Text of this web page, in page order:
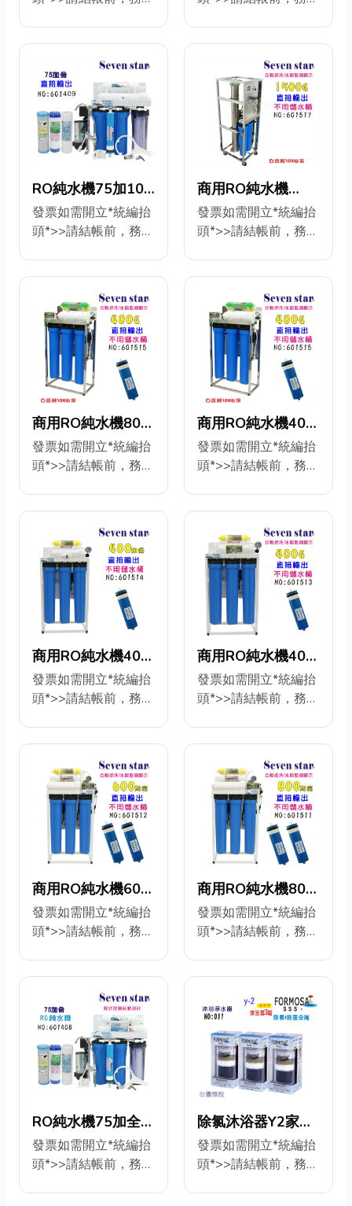
鵝頸龍頭3.2壓力
100%椰殼顆粒活性
炭濾心 第六道：ST-
麥飯石濾心 第七道：
ST-竹炭濾心 配件：
2分304白鐵鵝頸龍
頭、吊片、2分考克、
4分進水三通、濾殼把
手PE管6米. 白鐵鵝頸
吊片.
專業技術咨詢
ID>@s0937323592
第一道：10”PP5微米
濾心 第二道：10”
UDF-X9 100%椰殼
活性炭 第三道：10”
CTO壓縮炭柱活性炭
濾心 第四道：RO膜
75加 第五道：ST-
100%椰殼顆粒活性
炭濾心 第六道：ST-
麥飯石濾心 第七道：
ST-竹炭濾心 配件：
2分304白鐵鵝頸龍
頭、吊片、2分考克、
4分進水三通、濾殼把
手PE管6米. 白鐵鵝頸
吊片.
索取>永久免費專業技
術咨詢
ID>@s0937323592
第一道：10”PP5微米
濾心 第二道：10”
UDFX9椰殼活性炭濾
心 第三道：10”CTO壓
縮炭柱活性炭濾心 第
四道：RO膜75加 第
五道：ST-100%椰殼
顆粒活性炭濾心 第六
道：ST- 麥飯石濾心
第七道：ST 遠紅外線
多礦濾心(H2O小分子
水) 配件：鵝頸龍頭、
吊片、2分考克、4分
進水三通、PE管6米.
濾殼把手
濾)NO:601454【七
星淨水】
601148 11支頂級濾
心 750元 +換物另
開賣場>更換304白鐵
鵝頸龍頭C5- 450元
+購另開賣場>75GRO
動逆洗RO純水機
24H/75G 更換濾心/
維護機器>安裝圖索取
詢
ID>@s0937323592
第一道：10”PP5微米
濾心 第二道：10”
UDFX9椰殼活性炭濾
心 第三道：10”CTO壓
縮炭柱活性炭濾心 第
四道：RO膜75加 第
五道：ST-100%椰殼
顆粒活性炭濾心 第六
道：ST- 麥飯石濾心
第七道：ST-竹炭濾心
片、2分考克、4分進
水三通、PE管6米.濾
殼把手
NO:601411【七星
淨水】
601148 11支頂級濾
心 750元 +換物另
開賣場>更換304白鐵
鵝頸龍頭C5- 450元
+購另開賣場>75GRO
膜G2-450元 品名: RO
純水機24H/75G 更換
濾心/維護機器>安裝
圖索取>永久免費專業
ID>@s0937323592
第一道：10”PP5微米
濾心 第二道：10”
UDFX9椰殼活性炭濾
心 第三道：10”CTO壓
縮炭柱活性炭濾心 第
四道：RO膜75加 第
五道：ST-100%椰殼
顆粒活性炭濾心 第六
道：ST- 麥飯石濾心
第七道：ST-竹炭濾心
配件：鵝頸龍頭、吊
水三通、PE管6米.濾
RO純水機75加10
英吋頂級濾心台灣
製造
淨水】
發票如需開立*統編抬
頭*>>請結帳前，務必
號:601239 9支頂級
濾心 600元 +換物
另開賣場>更換304白
鐵鵝頸龍頭C5- 450
元 +購另開賣場
>75GRO膜G2-450元
品名:手動逆洗RO純水
機24H/75G 更換濾
心/維護機器>安裝圖
索取>永久免費專業技
術咨詢
ID>@s0937323592
第一道：10”PP5微米
濾心 第二道：10”
UDFX9椰殼活性炭濾
心 第三道：10”CTO壓
縮炭柱活性炭濾心 第
四道：RO膜75加 第
五道：ST-100%椰殼
顆粒活性炭濾心 配
件：鵝頸龍頭、吊
片、2分考克、4分進
殼把手
商用RO純水機
1500加直接輸出20
英吋濾心(自動水質
測)NO:601517【七
星淨水】
發票如需開立*統編抬
頭*>>請結帳前，務必
24H/1500G{水質偵
測水硬度顯示} 超低
價：38000(元隨貨附
發票) 更換濾心/維護
機器>安裝圖索取>永
久免費專業技術咨詢
ID>@s0937323592
第一道：PP5微米濾
心 第二道：100%椰
殼活性炭濾心 第三
道：直接輸出RO膜
1500 須要前置水過
濾系統搭配>> 自動
FRP軟水器75公升>
手動FRP活性炭75公
升>1500RO機>儲水
塔 ****免運到付!***
商用RO純水機800
加直接輸出304白
鐵腳架20英吋濾心
(自動水質偵
測)NO:601516【七
發票如需開立*統編抬
頭*>>請結帳前，務必
24H/800G{水質偵測
水硬度顯示} 超低價：
19000(元隨貨附發票)
更換濾心/維護機器>
安裝圖索取>永久免費
專業技術咨詢
ID>@s0937323592
第二道：100%椰殼
活性炭濾心 第三道：
第四道：直接輸出RO
膜400加2支 第五
道：ST椰殼顆粒活性
炭濾心 第六道：ST-
麥飯石濾心 第七道：
ST-竹炭濾心 配件：1.
3分耐沖級6米PE水管
2.2分耐沖級6米PE水
管3.進水三通4.3分電
鍍球閥4. 板手5.鵝頸
吊片6.304白鐵鵝頸龍
頭
商用RO純水機400
加直接輸出304腳
架20英吋濾心(自動
水質偵
測)NO:601515【七
星淨水】
發票如需開立*統編抬
頭*>>請結帳前，務必
24H/400G{水質偵測
水硬度顯示} 超低價：
9500(元隨貨附發票)
更換濾心/維護機器>
安裝圖索取>永久免費
專業技術咨詢
ID>@s0937323592
第一道：PP5微米濾
心 第二道：100%椰
道：壓縮炭柱活性炭
濾心 第四道：直接輸
出RO膜400加1支 第
五道：ST椰殼顆粒活
性炭濾心 第六道：
ST- 麥飯石濾心 第七
道：ST-竹炭濾心 配
件：1. 3分耐沖級6米
PE水管2.2分耐沖級6
米PE水管3.進水三通
4.3分電鍍球閥4. 板手
5.鵝頸吊片6.304白鐵
鵝頸龍頭
商用RO純水機400
加直接輸出20英吋
濾心
NO:601514【七星
淨水】
發票如需開立*統編抬
頭*>>請結帳前，務必
維護機器>安裝圖索取
>永久免費專業技術咨
ID>@s0937323592
第一道：PP5微米濾
心 第二道：100%椰
殼活性炭濾心 第三
道：壓縮炭柱活性炭
濾心 第四道：直接輸
(RO膜片材質美國製
造) 第五道：ST椰殼顆
粒活性炭濾心 第六
道：第六道： ST 麥飯
石濾心/微礦微量元素
(磁化.礦化) 第七道 ST
遠紅外線物理純化
珠/(小分子水細化水)
配件：1. 3分耐沖級6
米PE水管2.2分耐沖級
6米PE水管3.進水三通
4.3分電鍍球閥4. 板手
5.鵝頸吊片6.三叉鵝頸
商用RO純水機400
加直接輸出 自動逆
洗水質偵測顯示20
英吋濾心
NO:601513【七星
淨水】
發票如需開立*統編抬
頭*>>請結帳前，務必
24H/400G{水質偵測
水硬度顯示} 更換濾
心/維護機器>安裝圖
索取>永久免費專業技
術咨詢ID>090577---
- 第一道：PP5微米濾
心 第二道：100%椰
殼活性炭濾心 第三
道：壓縮炭柱活性炭
出RO膜400加1支 第
五道：ST椰殼顆粒活
性炭濾心 第六道：ST
麥飯石濾心/微礦微量
元素(磁化.礦化) 第七
道 :ST遠紅外線物理純
化珠/(小分子水細化
水) 配件：1. 3分耐沖
級6米PE水管2.2分耐
沖級6米PE水管3.進水
三通4.3分電鍍球閥4.
板手5.鵝頸吊片6.三叉
鵝頸龍頭
商用RO純水機600
加直接輸出20英吋
濾心(自動水質偵
測)NO:601512【七
星淨水】
發票如需開立*統編抬
頭*>>請結帳前，務必
24H/600G{水質偵測
水硬度顯示} 更換濾
心/維護機器>安裝圖
索取>永久免費專業技
術咨詢
第一道：PP5微米濾
心 第二道：100%椰
殼活性炭濾心 第三
濾心 第四道：直接輸
商用RO純水機800
加直接輸出20英吋
濾心(自動水質偵
測)NO:601511【七
星淨水】
發票如需開立*統編抬
頭*>>請結帳前，務必
洗RO純水機(腳架型)
24H/800G{水質偵測
水硬度顯示}優惠>>升
級500G2支=1000G
不加價! 更換濾心/維護
機器>安裝圖索取>永
久免費專業技術咨詢
ID>@s0937323592
第一道：PP5微米濾
殼活性炭濾心 第三
RO純水機75加全自
動程式控制逆洗頂
級濾心台灣製造
NO:601471【Seven
發票如需開立*統編抬
頭*>>請結帳前，務必
除氯沐浴器Y2家庭
型.嬰兒洗澡.化妝洗
臉.衛浴設備
NO:011【Seven
發票如需開立*統編抬
頭*>>請結帳前，務必